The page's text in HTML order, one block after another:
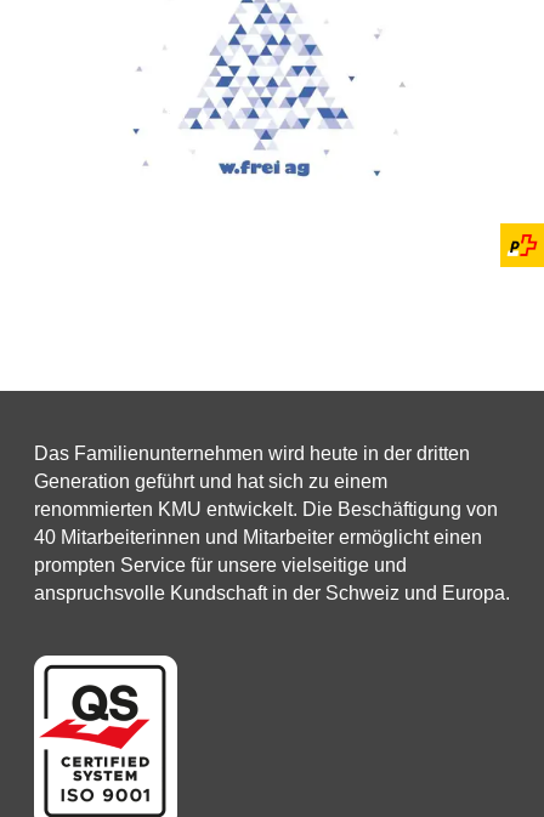
Das Familienunternehmen wird heute in der dritten
Generation geführt und hat sich zu einem
renommierten KMU entwickelt. Die Beschäftigung von
40 Mitarbeiterinnen und Mitarbeiter ermöglicht einen
prompten Service für unsere vielseitige und
anspruchsvolle Kundschaft in der Schweiz und Europa.